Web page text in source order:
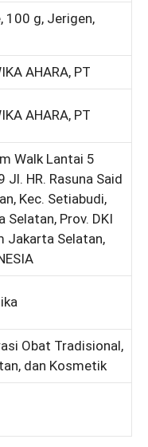
100 g, Jerigen,
AHARA, PT
AHARA, PT
Walk Lantai 5
HR. Rasuna Said
Kec. Setiabudi,
Prov. DKI
Jakarta Selatan,
Obat Tradisional,
dan Kosmetik